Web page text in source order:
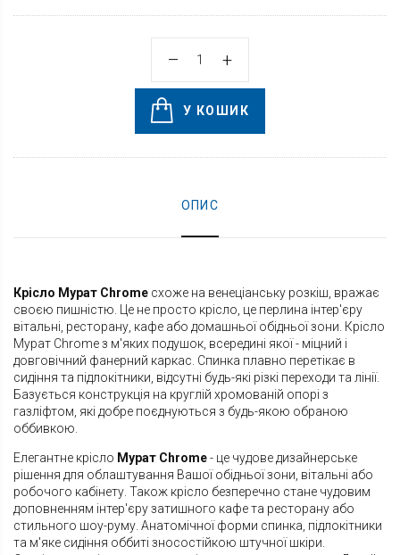
У КОШИК
ОПИС
Крісло Мурат Chrome схоже на венеціанську розкіш, вражає
своєю пишністю. Це не просто крісло, це перлина інтер'єру
вітальні, ресторану, кафе або домашньої обідньої зони. Крісло
Мурат Chrome з м'яких подушок, всередині якої - міцний і
довговічний фанерний каркас. Спинка плавно перетікає в
сидіння та підлокітники, відсутні будь-які різкі переходи та лінії.
Базується конструкція на круглій хромованій опорі з
газліфтом, які добре поєднуються з будь-якою обраною
оббивкою.
Елегантне крісло Мурат Chrome- це чудове дизайнерське
рішення для облаштування Вашої обідньої зони, вітальні або
робочого кабінету. Також крісло безперечно стане чудовим
доповненням інтер'єру затишного кафе та ресторану або
стильного шоу-руму. Анатомічної форми спинка, підлокітники
та м'яке сидіння оббиті зносостійкою штучної шкіри.